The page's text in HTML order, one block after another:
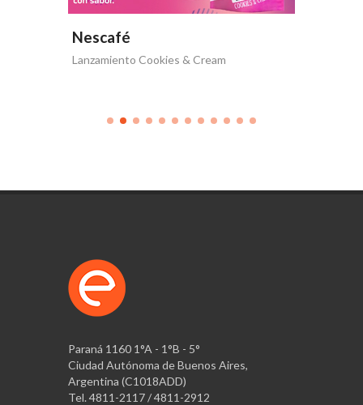
Nescafé
Lanzamiento Cookies & Cream
Paraná 1160 1°A - 1°B - 5°
Ciudad Autónoma de Buenos Aires,
Argentina (C1018ADD)
Tel. 4811-2117 / 4811-2912